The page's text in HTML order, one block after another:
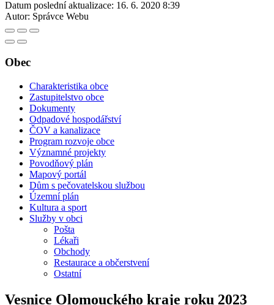
Datum poslední aktualizace: 16. 6. 2020 8:39
Autor: Správce Webu
Obec
Charakteristika obce
Zastupitelstvo obce
Dokumenty
Odpadové hospodářství
ČOV a kanalizace
Program rozvoje obce
Významné projekty
Povodňový plán
Mapový portál
Dům s pečovatelskou službou
Územní plán
Kultura a sport
Služby v obci
Pošta
Lékaři
Obchody
Restaurace a občerstvení
Ostatní
Vesnice Olomouckého kraje roku 2023